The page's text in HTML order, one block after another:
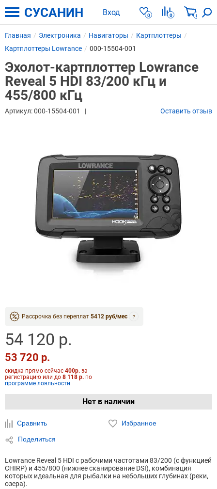
Вход 0 0 0
СУСАНИН
Главная Электроника Навигаторы
Картплоттеры
Картплоттеры Lowrance
000-15504-001
Эхолот-картплоттер Lowrance
Reveal 5 HDI 83/200 кГц и
455/800 кГц
Артикул:000-15504-001 Оставить отзыв
Рассрочка без переплат 5412 руб/мес ?
54 120 р.
53 720 р.
скидка прямо сейчас 400р. за
регистрацию или до 8 118 р. по
программе лояльности
Нет в наличии
Сравнить Избранное
Поделиться
Lowrance Reveal 5 HDI с рабочими частотами 83/200 (с функцией
CHIRP) и 455/800 (нижнее сканирование DSI), комбинация
которых идеальная для рыбалки на небольших глубинах (реки,
озера).